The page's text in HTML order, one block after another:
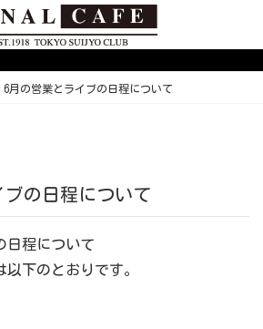
6月の営業とライブの日程について
ブの日程について
日程について
下のとおりです。